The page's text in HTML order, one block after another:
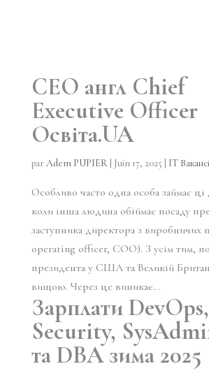
CEO англ Chief
Executive Officer
Освіта.UA
parAdem PUPIER| Juin 17, 2025 IT
Особливо часто одна особа займає ці
коли інша людина обіймає посаду
заступника директора з виробничих
operating officer, COO). З усім тим,
президента у США та Великій
вищою. Через це виникає...
Зарплати
Security,
та DBA зима 2025